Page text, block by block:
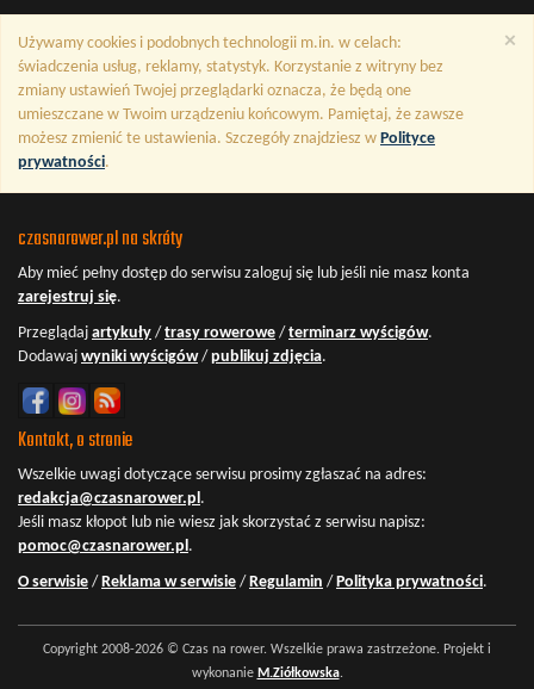
×
Używamy cookies i podobnych technologii m.in. w celach:
świadczenia usług, reklamy, statystyk. Korzystanie z witryny bez
zmiany ustawień Twojej przeglądarki oznacza, że będą one
umieszczane w Twoim urządzeniu końcowym. Pamiętaj, że zawsze
możesz zmienić te ustawienia. Szczegóły znajdziesz w Polityce
prywatności.
czasnarower.pl na skróty
Aby mieć pełny dostęp do serwisu zaloguj się lub jeśli nie masz konta
zarejestruj się.
Przeglądaj artykuły / trasy rowerowe / terminarz wyścigów.
Dodawaj wyniki wyścigów/ publikuj zdjęcia.
Kontakt, o stronie
Wszelkie uwagi dotyczące serwisu prosimy zgłaszać na adres:
redakcja@czasnarower.pl.
Jeśli masz kłopot lub nie wiesz jak skorzystać z serwisu napisz:
pomoc@czasnarower.pl.
O serwisie / Reklama w serwisie / Regulamin / Polityka prywatności.
Copyright 2008-2026 © Czas na rower. Wszelkie prawa zastrzeżone. Projekt i
wykonanie M.Ziółkowska.